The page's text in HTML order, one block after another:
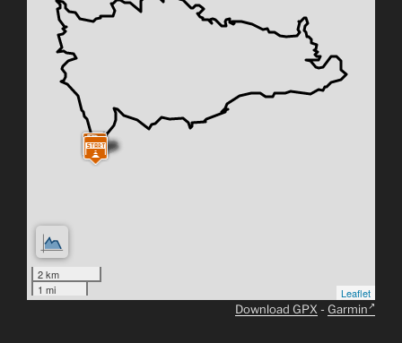
2 km
1 mi
Leaflet
Download GPX - Garmin